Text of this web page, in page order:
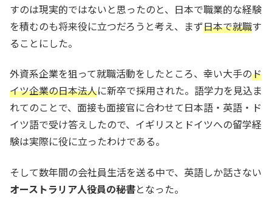
すのは現実的ではないと思ったのと、日本で職業的な経験
を積むのも将来役に立つだろうと考え、まず日本で就職す
ることにした。
外資系企業を狙って就職活動をしたところ、幸い大手のド
イツ企業の日本法人に新卒で採用された。語学力を見込ま
れてのことで、面接も面接官に合わせて日本語・英語・ド
イツ語で受け答えしたので、イギリスとドイツへの留学経
験は実際に役に立ったわけである。
そして数年間の会社員生活を送る中で、英語しか話さない
オーストラリア人役員の秘書となった。